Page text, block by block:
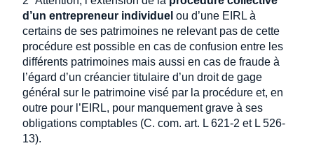
d’un entrepreneur individuel ou d’une EIRL à
certains de ses patrimoines ne relevant pas de cette
procédure est possible en cas de confusion entre les
différents patrimoines mais aussi en cas de fraude à
l’égard d’un créancier titulaire d’un droit de gage
général sur le patrimoine visé par la procédure et, en
outre pour l’EIRL, pour manquement grave à ses
obligations comptables (C. com. art. L 621-2 et L 526-
13).